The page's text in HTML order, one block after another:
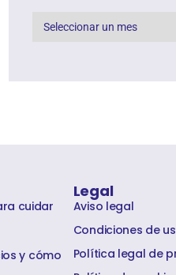
cuidar
y cómo
Legal
Aviso legal
Condiciones de
Política legal de